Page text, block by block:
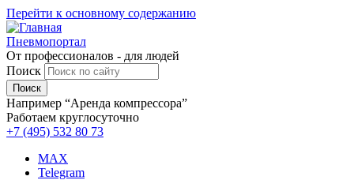
Перейти к основному содержанию
Пневмопортал
От профессионалов - для людей
Поиск
Например “Аренда компрессора”
Работаем круглосуточно
+7 (495) 532 80 73
MAX
Telegram